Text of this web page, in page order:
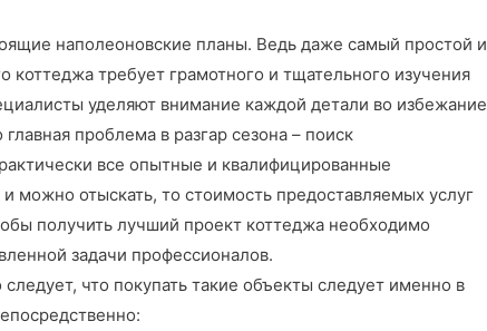
наполеоновские планы. Ведь даже самый простой и
коттеджа требует грамотного и тщательного изучения
уделяют внимание каждой детали во избежание
проблема в разгар сезона – поиск
все опытные и квалифицированные
можно отыскать, то стоимость предоставляемых услуг
получить лучший проект коттеджа необходимо
задачи профессионалов.
что покупать такие объекты следует именно в